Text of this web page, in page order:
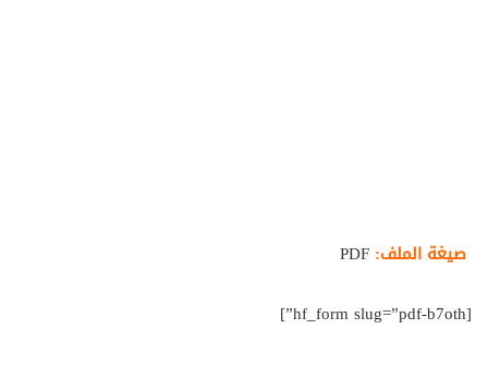
صيغة الملف:
[hf_form slug=”pdf-b7oth”]